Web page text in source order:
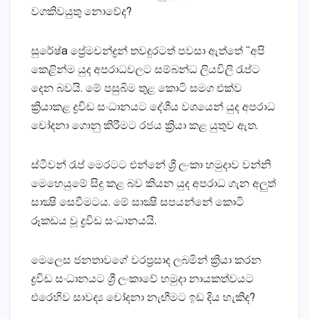
වගකිවයුතු නොවේද?
සුරේෂ්a ප්‍රේමචන්ද්‍රන් තවදුරටත් පවසා ඇත්තේ “අපි
කෙළින්ම යුද අපරාධවලට සම්බන්ධ ලියවිලි රැප්ට
දෙන බවයි. මේ පසුබිම තුළ කොටි සමග එක්‌ව
ක්‍රියාකළ ද්‍රවිඩ සංධානයට දේශීය වශයෙන් යුද අපරාධ
චෝදනා ගොනු කිරීමට රජය ක්‍රියා කළ යුතුව ඇත.
ස්‌ටීවන් රැප් මෙරටට එන්නේ ශ්‍රී ලංකා හමුදාව වන්නි
මෙහෙයුමේ සිදු කළ බව කියන යුද අපරාධ ගැන අලුත්
සාක්‍ෂි සෙවීමටය. මේ සාක්‍ෂි සපයන්නේ කොටි
රූකඩය වූ ද්‍රවිඩ සංධානයයි.
මෙලෙස ජනතාවගේ වරප්‍රසාද ලබමින් ක්‍රියා කරන
ද්‍රවිඩ සංධානයට ශ්‍රී ලංකාවේ හමුදා නායකත්වයට
එරෙහිව සාවද්‍ය චෝදනා නැඟීමට ඉඩ දිය හැකිද?